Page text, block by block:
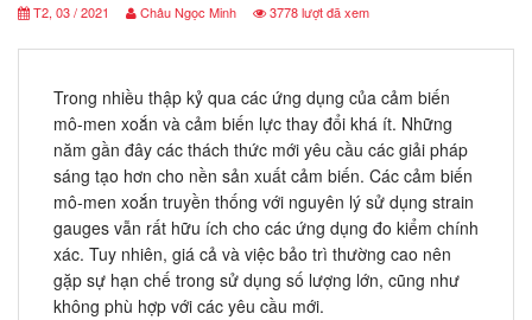
T2, 03 / 2021 Châu Ngọc Minh 3778 lượt đã xem
Trong nhiều thập kỷ qua các ứng dụng của cảm biến
mô-men xoắn và cảm biến lực thay đổi khá ít. Những
năm gần đây các thách thức mới yêu cầu các giải pháp
sáng tạo hơn cho nền sản xuất cảm biến. Các cảm biến
mô-men xoắn truyền thống với nguyên lý sử dụng strain
gauges vẫn rất hữu ích cho các ứng dụng đo kiểm chính
xác. Tuy nhiên, giá cả và việc bảo trì thường cao nên
gặp sự hạn chế trong sử dụng số lượng lớn, cũng như
không phù hợp với các yêu cầu mới.